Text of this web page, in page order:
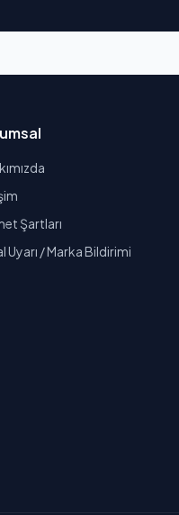
Şartları
Uyarı / Marka Bildirimi